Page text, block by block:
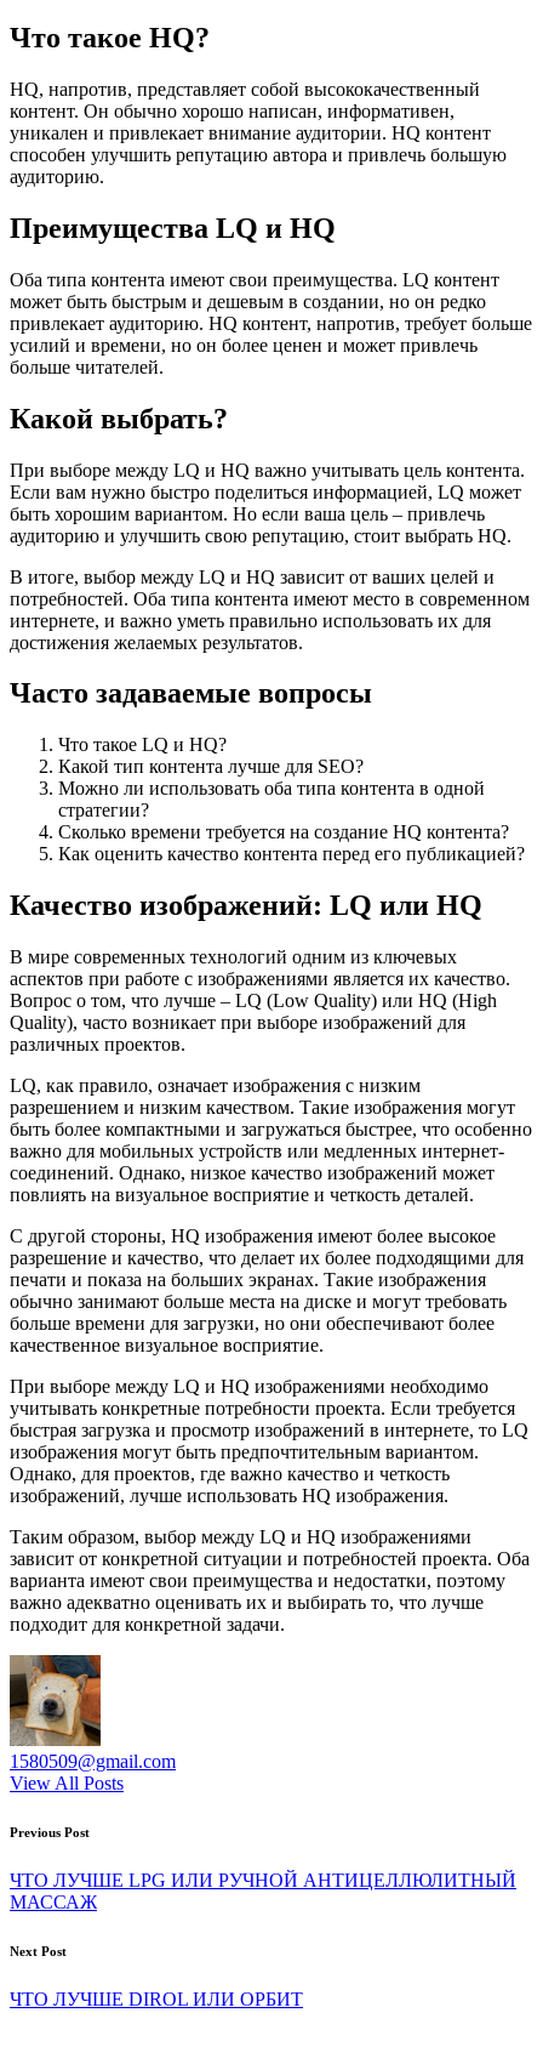
Что такое HQ?
HQ, напротив, представляет собой высококачественный
контент. Он обычно хорошо написан, информативен,
уникален и привлекает внимание аудитории. HQ контент
способен улучшить репутацию автора и привлечь большую
аудиторию.
Преимущества LQ и HQ
Оба типа контента имеют свои преимущества. LQ контент
может быть быстрым и дешевым в создании, но он редко
привлекает аудиторию. HQ контент, напротив, требует больше
усилий и времени, но он более ценен и может привлечь
больше читателей.
Какой выбрать?
При выборе между LQ и HQ важно учитывать цель контента.
Если вам нужно быстро поделиться информацией, LQ может
быть хорошим вариантом. Но если ваша цель – привлечь
аудиторию и улучшить свою репутацию, стоит выбрать HQ.
В итоге, выбор между LQ и HQ зависит от ваших целей и
потребностей. Оба типа контента имеют место в современном
интернете, и важно уметь правильно использовать их для
достижения желаемых результатов.
Часто задаваемые вопросы
Что такое LQ и HQ?
Какой тип контента лучше для SEO?
Можно ли использовать оба типа контента в одной
стратегии?
Сколько времени требуется на создание HQ контента?
Как оценить качество контента перед его публикацией?
Качество изображений: LQ или HQ
В мире современных технологий одним из ключевых
аспектов при работе с изображениями является их качество.
Вопрос о том, что лучше – LQ (Low Quality) или HQ (High
Quality), часто возникает при выборе изображений для
различных проектов.
LQ, как правило, означает изображения с низким
разрешением и низким качеством. Такие изображения могут
быть более компактными и загружаться быстрее, что особенно
важно для мобильных устройств или медленных интернет-
соединений. Однако, низкое качество изображений может
повлиять на визуальное восприятие и четкость деталей.
С другой стороны, HQ изображения имеют более высокое
разрешение и качество, что делает их более подходящими для
печати и показа на больших экранах. Такие изображения
обычно занимают больше места на диске и могут требовать
больше времени для загрузки, но они обеспечивают более
качественное визуальное восприятие.
При выборе между LQ и HQ изображениями необходимо
учитывать конкретные потребности проекта. Если требуется
быстрая загрузка и просмотр изображений в интернете, то LQ
изображения могут быть предпочтительным вариантом.
Однако, для проектов, где важно качество и четкость
изображений, лучше использовать HQ изображения.
Таким образом, выбор между LQ и HQ изображениями
зависит от конкретной ситуации и потребностей проекта. Оба
варианта имеют свои преимущества и недостатки, поэтому
важно адекватно оценивать их и выбирать то, что лучше
подходит для конкретной задачи.
1580509@gmail.com
View All Posts
Post
navigation
Previous Post
ЧТО ЛУЧШЕ LPG ИЛИ РУЧНОЙ АНТИЦЕЛЛЮЛИТНЫЙ
МАССАЖ
Next Post
ЧТО ЛУЧШЕ DIROL ИЛИ ОРБИТ